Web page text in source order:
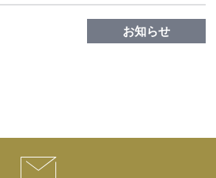
お知らせ